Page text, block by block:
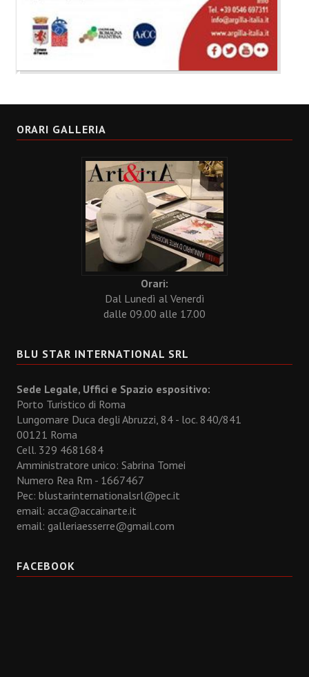
ORARI GALLERIA
Orari:
Dal Lunedì al Venerdì
dalle 09.00 alle 17.00
BLU STAR INTERNATIONAL SRL
Sede Legale, Uffici e Spazio espositivo:
Porto Turistico di Roma
Lungomare Duca degli Abruzzi, 84 - loc. 840/841
00121 Roma
Cell. 329 4681684
Amministratore unico: Sabrina Tomei
Numero Rea Rm - 1667467
Pec: blustarinternationalsrl@pec.it
email: acca@accainarte.it
email: galleriaesserre@gmail.com
FACEBOOK